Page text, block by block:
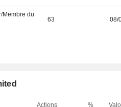
Membre du
63 08/
Actions %